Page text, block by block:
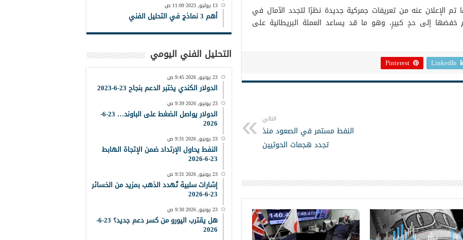
تم الإعلان عنه من تعريفات جمركية جديدة نظرًا لتجدد الآمال في
خفضها إلى حدٍ كبيرٍ، وهو ما قد يساعد العملة البريطانية على
LinkedIn
Pinterest
التالي
النفط مستمر في الصعود منذ
تجدد هجمات الحوثيين
13 يوليو, 2023 11:09 ص
أهم 3 نماذج في التحليل الفني
التحليل الفني اليومي
23 يونيو, 2026 9:45 ص
الدولار الكندي يختبر الدعم بنجاح 23-6-2023
23 يونيو, 2026 9:39 ص
الدولار يواصل الضغط على الباوند… 23-6-
2026
23 يونيو, 2026 9:31 ص
النفط يحاول الإرتداد ضمن الإتجاة الهابط
23-6-2026
23 يونيو, 2026 9:31 ص
إشارات سلبية تُهدد الذهب بمزيد من الخسائر
23-6-2026
23 يونيو, 2026 9:30 ص
هل يقترب اليورو من كسر دعم جديد؟ 23-6-
2026